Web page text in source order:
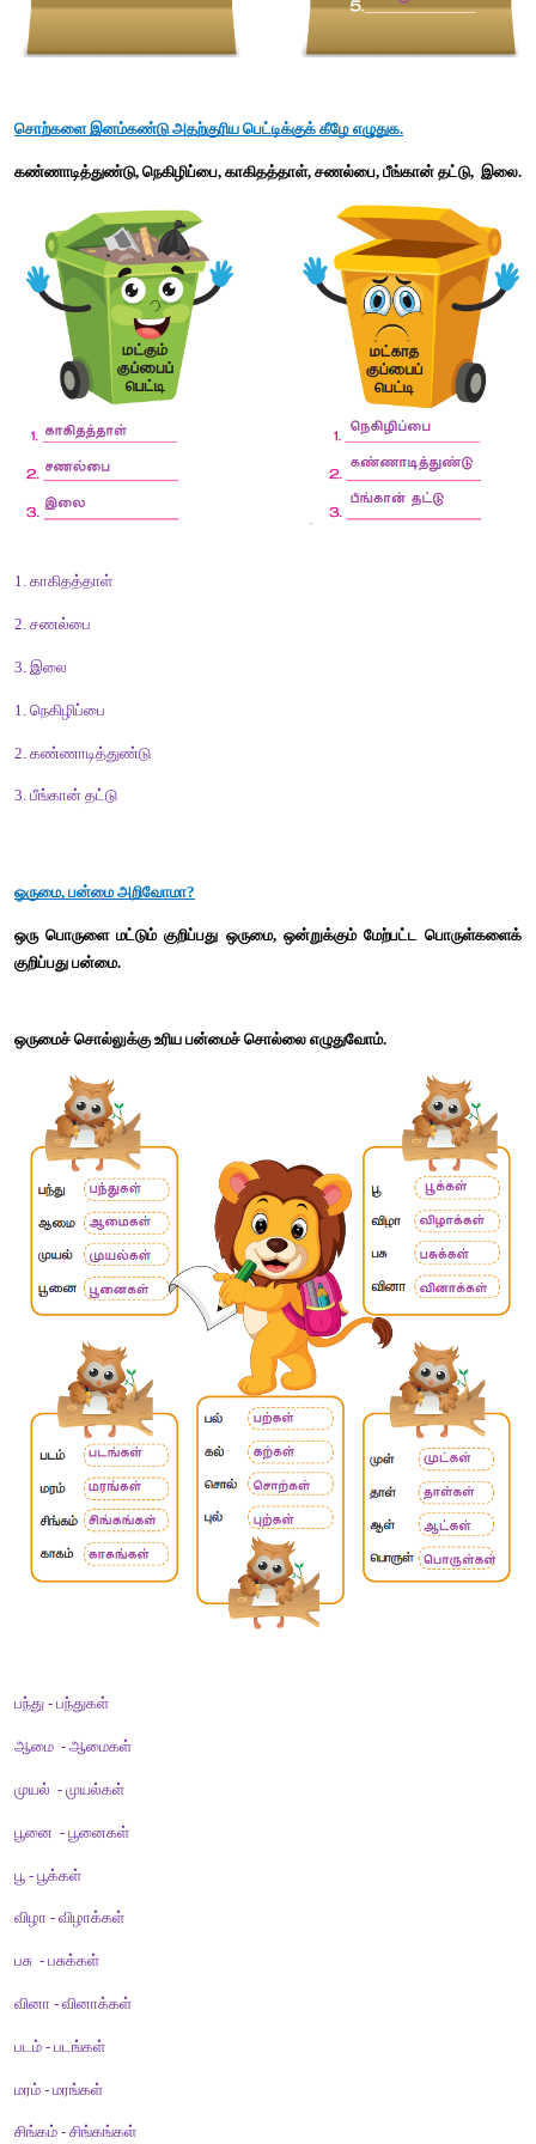
நெகிழி நெகிழாது!
1.  நெகிழியற்ற ________ உருவாக்குவோம். (உலகை / உளகை)
விடை : உலகை
2.  நெகிழியை ஒழிப்போம் ____________ காப்போம்.
விடை : மண்வளம்
3.  மேரி ________ குதித்து  ஓடிவந்தாள். (மகிள்வோடு /
விடை : மகிழ்வோடு
விடை : ஊரக்
5. துணிப்பை என்பது ___________ (எளிதானது/எலிதானது)
மட்கும் பொருள்களைக் கொண்டு பைகள், கூடைகள்
பெற்றோர்  உதவியுடன்  செய்து  வருக.
இணைந்து செய்வோம்
சொற்களை இனம்கண்டு அதற்குரிய பெட்டிக்குக் கீழே எழுதுக.